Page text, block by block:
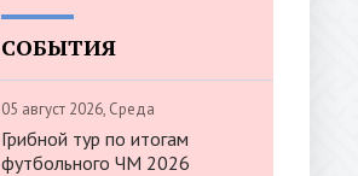
СОБЫТИЯ
05 август 2026, Среда
Грибной тур по итогам
футбольного ЧМ 2026